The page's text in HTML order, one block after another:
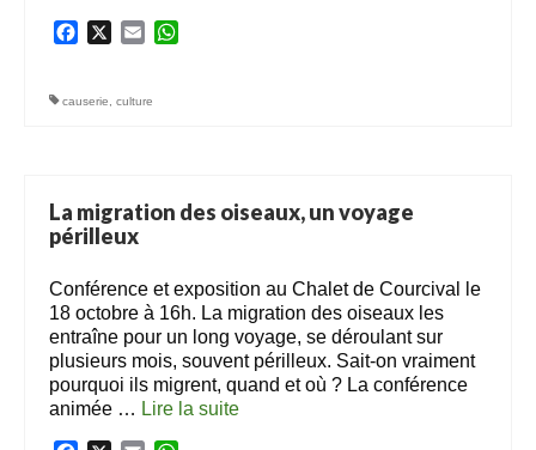
FacebookEmail
causerie culture
La migration des oiseaux, un voyage
périlleux
Conférence et exposition au Chalet de Courcival le
18 octobre à 16h. La migration des oiseaux les
entraîne pour un long voyage, se déroulant sur
plusieurs mois, souvent périlleux. Sait-on vraiment
pourquoi ils migrent, quand et où ? La conférence
animée … Lire la suite­­